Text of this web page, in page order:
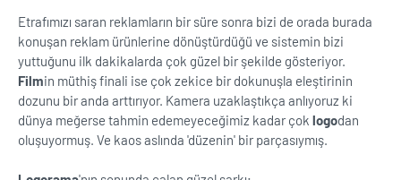
Etrafımızı saran reklamların bir süre sonra bizi de orada burada
konuşan reklam ürünlerine dönüştürdüğü ve sistemin bizi
yuttuğunu ilk dakikalarda çok güzel bir şekilde gösteriyor.
Filmin müthiş finali ise çok zekice bir dokunuşla eleştirinin
dozunu bir anda arttırıyor. Kamera uzaklaştıkça anlıyoruz ki
dünya meğerse tahmin edemeyeceğimiz kadar çok logodan
oluşuyormuş. Ve kaos aslında 'düzenin' bir parçasıymış.